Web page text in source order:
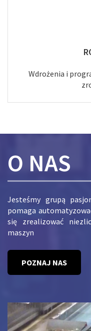
Wdrożenia i
O NAS
Jesteśmy grupą
pomaga
się zrealizować
maszyn
POZNAJ NAS